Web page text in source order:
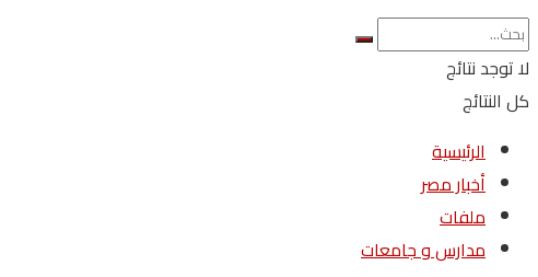
لا توجد نتائج
كل النتائج
الرئيسية
أخبار مصر
ملفات
مدارس و جامعات